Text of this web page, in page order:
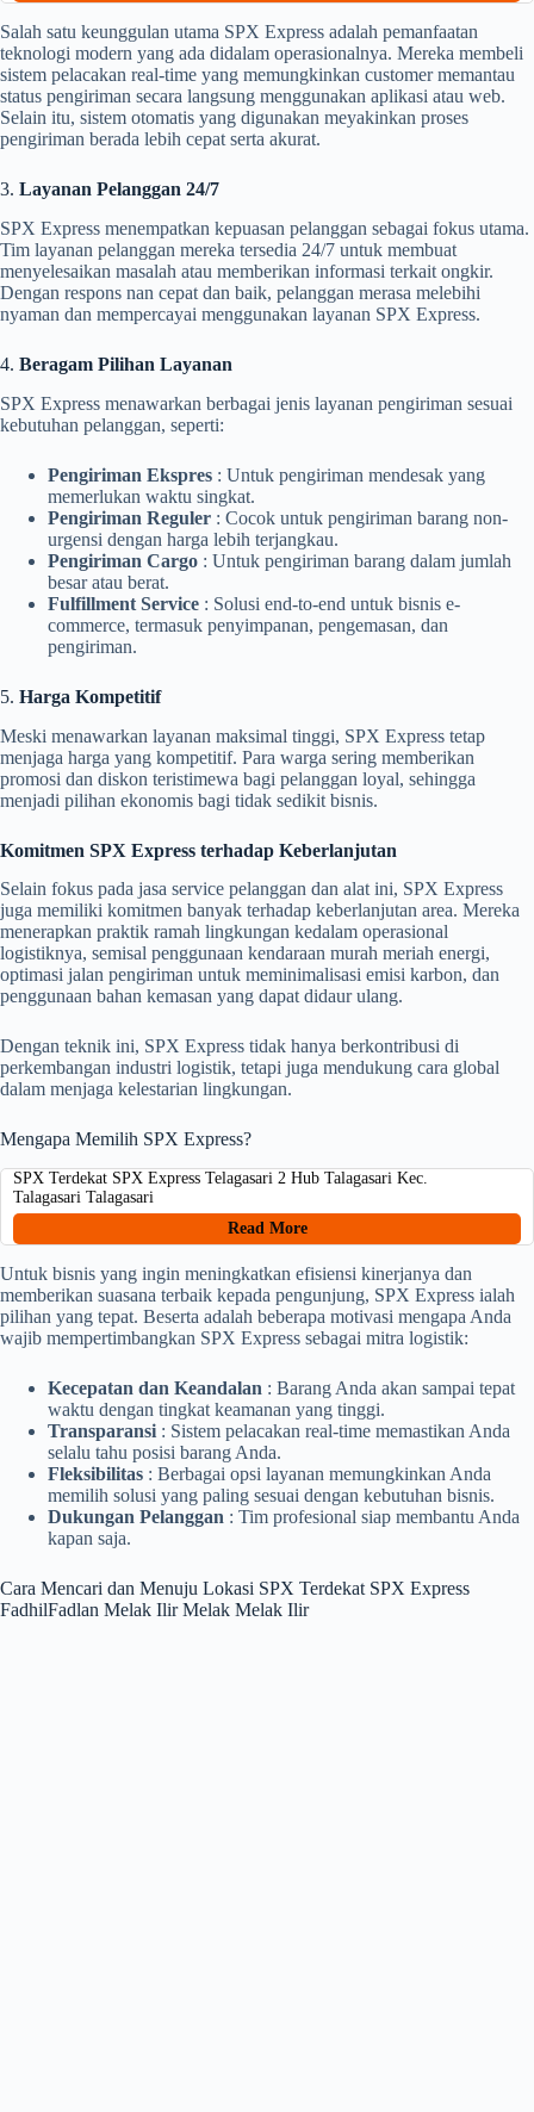
Salah satu keunggulan utama SPX Express adalah pemanfaatan
teknologi modern yang ada didalam operasionalnya. Mereka membeli
sistem pelacakan real-time yang memungkinkan customer memantau
status pengiriman secara langsung menggunakan aplikasi atau web.
Selain itu, sistem otomatis yang digunakan meyakinkan proses
pengiriman berada lebih cepat serta akurat.
3. Layanan Pelanggan 24/7
SPX Express menempatkan kepuasan pelanggan sebagai fokus utama.
Tim layanan pelanggan mereka tersedia 24/7 untuk membuat
menyelesaikan masalah atau memberikan informasi terkait ongkir.
Dengan respons nan cepat dan baik, pelanggan merasa melebihi
nyaman dan mempercayai menggunakan layanan SPX Express.
4. Beragam Pilihan Layanan
SPX Express menawarkan berbagai jenis layanan pengiriman sesuai
kebutuhan pelanggan, seperti:
Pengiriman Ekspres : Untuk pengiriman mendesak yang
memerlukan waktu singkat.
Pengiriman Reguler : Cocok untuk pengiriman barang non-
urgensi dengan harga lebih terjangkau.
Pengiriman Cargo : Untuk pengiriman barang dalam jumlah
besar atau berat.
Fulfillment Service : Solusi end-to-end untuk bisnis e-
commerce, termasuk penyimpanan, pengemasan, dan
pengiriman.
5. Harga Kompetitif
Meski menawarkan layanan maksimal tinggi, SPX Express tetap
menjaga harga yang kompetitif. Para warga sering memberikan
promosi dan diskon teristimewa bagi pelanggan loyal, sehingga
menjadi pilihan ekonomis bagi tidak sedikit bisnis.
Komitmen SPX Express terhadap Keberlanjutan
Selain fokus pada jasa service pelanggan dan alat ini, SPX Express
juga memiliki komitmen banyak terhadap keberlanjutan area. Mereka
menerapkan praktik ramah lingkungan kedalam operasional
logistiknya, semisal penggunaan kendaraan murah meriah energi,
optimasi jalan pengiriman untuk meminimalisasi emisi karbon, dan
penggunaan bahan kemasan yang dapat didaur ulang.
Dengan teknik ini, SPX Express tidak hanya berkontribusi di
perkembangan industri logistik, tetapi juga mendukung cara global
dalam menjaga kelestarian lingkungan.
Mengapa Memilih SPX Express?
SPX Terdekat SPX Express Telagasari 2 Hub Talagasari Kec.
Talagasari Talagasari
Read More
Untuk bisnis yang ingin meningkatkan efisiensi kinerjanya dan
memberikan suasana terbaik kepada pengunjung, SPX Express ialah
pilihan yang tepat. Beserta adalah beberapa motivasi mengapa Anda
wajib mempertimbangkan SPX Express sebagai mitra logistik:
Kecepatan dan Keandalan : Barang Anda akan sampai tepat
waktu dengan tingkat keamanan yang tinggi.
Transparansi : Sistem pelacakan real-time memastikan Anda
selalu tahu posisi barang Anda.
Fleksibilitas : Berbagai opsi layanan memungkinkan Anda
memilih solusi yang paling sesuai dengan kebutuhan bisnis.
Dukungan Pelanggan : Tim profesional siap membantu Anda
kapan saja.
Cara Mencari dan Menuju Lokasi SPX Terdekat SPX Express
FadhilFadlan Melak Ilir Melak Melak Ilir